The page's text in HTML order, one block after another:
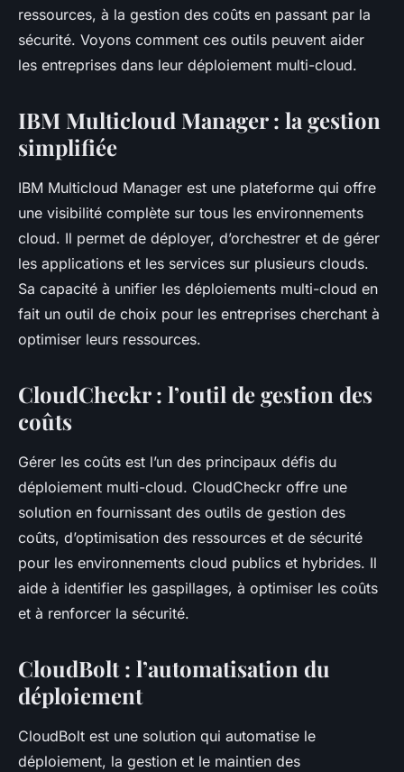
ressources, à la gestion des coûts en passant par la
sécurité. Voyons comment ces outils peuvent aider
les entreprises dans leur déploiement multi-cloud.
IBM Multicloud Manager : la gestion
simplifiée
IBM Multicloud Manager est une plateforme qui offre
une visibilité complète sur tous les environnements
cloud. Il permet de déployer, d’orchestrer et de gérer
les applications et les services sur plusieurs clouds.
Sa capacité à unifier les déploiements multi-cloud en
fait un outil de choix pour les entreprises cherchant à
optimiser leurs ressources.
CloudCheckr : l’outil de gestion des
coûts
Gérer les coûts est l’un des principaux défis du
déploiement multi-cloud. CloudCheckr offre une
solution en fournissant des outils de gestion des
coûts, d’optimisation des ressources et de sécurité
pour les environnements cloud publics et hybrides. Il
aide à identifier les gaspillages, à optimiser les coûts
et à renforcer la sécurité.
CloudBolt : l’automatisation du
déploiement
CloudBolt est une solution qui automatise le
déploiement, la gestion et le maintien des